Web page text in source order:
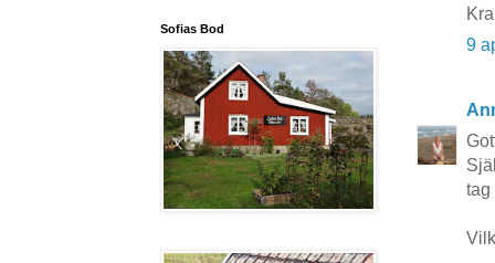
9
tag
Sofias Bod